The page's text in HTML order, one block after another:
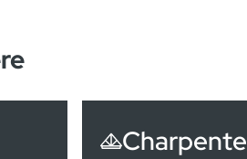
Charpente